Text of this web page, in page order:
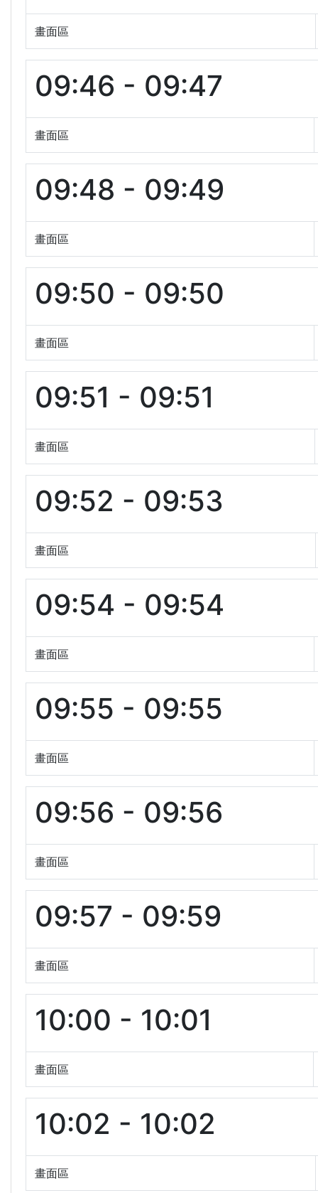
畫面區
09:46 - 09:47
畫面區
09:48 - 09:49
畫面區
09:50 - 09:50
畫面區
09:51 - 09:51
畫面區
09:52 - 09:53
畫面區
09:54 - 09:54
畫面區
09:55 - 09:55
畫面區
09:56 - 09:56
畫面區
09:57 - 09:59
畫面區
10:00 - 10:01
畫面區
10:02 - 10:02
畫面區